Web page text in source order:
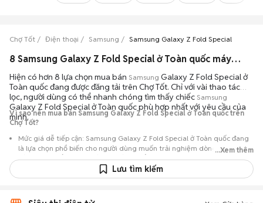
Chợ Tốt Điện thoại Samsung Samsung Galaxy Z Fold Special
8 Samsung Galaxy Z Fold Special ở Toàn quốc máy bền đẹp đang bán 08/2026
Hiện có hơn 8 lựa chọn mua bán Samsung Galaxy Z Fold Special ở
Toàn quốc đang được đăng tải trên Chợ Tốt. Chỉ với vài thao tác
lọc, người dùng có thể nhanh chóng tìm thấy chiếc Samsung
Galaxy Z Fold Special ở Toàn quốc phù hợp nhất với yêu cầu của
mình.
Vì sao nên mua bán Samsung Galaxy Z Fold Special ở Toàn quốc trên
Chợ Tốt?
Mức giá dễ tiếp cận: Samsung Galaxy Z Fold Special ở Toàn quốc đang
là lựa chọn phổ biến cho người dùng muốn trải nghiệm dòng máy này
với chi phí thấp hơn so với khi mới ra mắt.
Nguồn cung phong phú: Dễ dàng tìm thấySamsung
...Xem thêm
Lưu tìm kiếm